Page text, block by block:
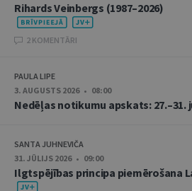
Rihards Veinbergs (1987–2026)
2 KOMENTĀRI
PAULA LIPE
3. AUGUSTS 2026 • 08:00
Nedēļas notikumu apskats: 27.–31.
SANTA JUHNEVIČA
31. JŪLIJS 2026 • 09:00
Ilgtspējības principa piemērošana